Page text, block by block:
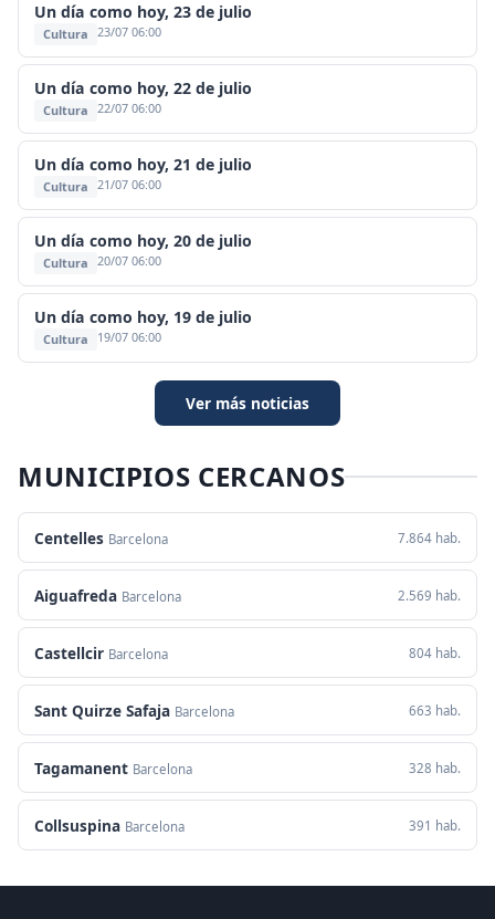
Un día como hoy, 23 de julio
Cultura 23/07 06:00
Un día como hoy, 22 de julio
Cultura 22/07 06:00
Un día como hoy, 21 de julio
Cultura 21/07 06:00
Un día como hoy, 20 de julio
Cultura 20/07 06:00
Un día como hoy, 19 de julio
Cultura 19/07 06:00
Ver más noticias
MUNICIPIOS CERCANOS
Centelles Barcelona 7.864 hab.
Aiguafreda Barcelona 2.569 hab.
Castellcir Barcelona 804 hab.
Sant Quirze Safaja Barcelona 663 hab.
Tagamanent Barcelona 328 hab.
Collsuspina Barcelona 391 hab.